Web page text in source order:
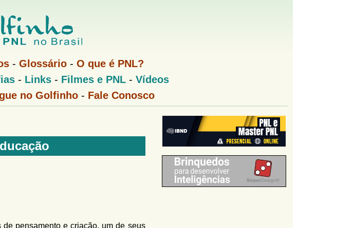
- Glossário - O que é PNL?
- Links- Filmes e PNL- Vídeos
no Golfinho- Fale Conosco
pensamento e criação, um de seus